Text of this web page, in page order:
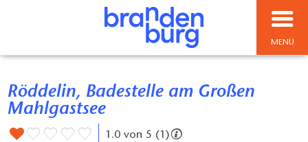
MENÜ
Röddelin, Badestelle am Großen
Mahlgastsee
1.0 von 5 (1)